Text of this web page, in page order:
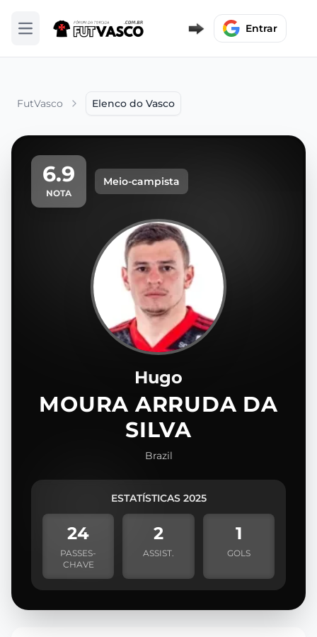
Abrir menu Entrar
FutVasco Elenco do Vasco
6.9
NOTA
Meio-campista
Hugo
MOURA ARRUDA DA
SILVA
Brazil
ESTATÍSTICAS 2025
24
PASSES-
CHAVE
2
ASSIST.
1
GOLS